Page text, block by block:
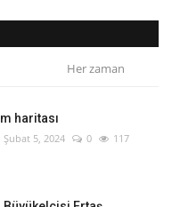
Her zaman
haritası
Şubat 5, 2024 0 117